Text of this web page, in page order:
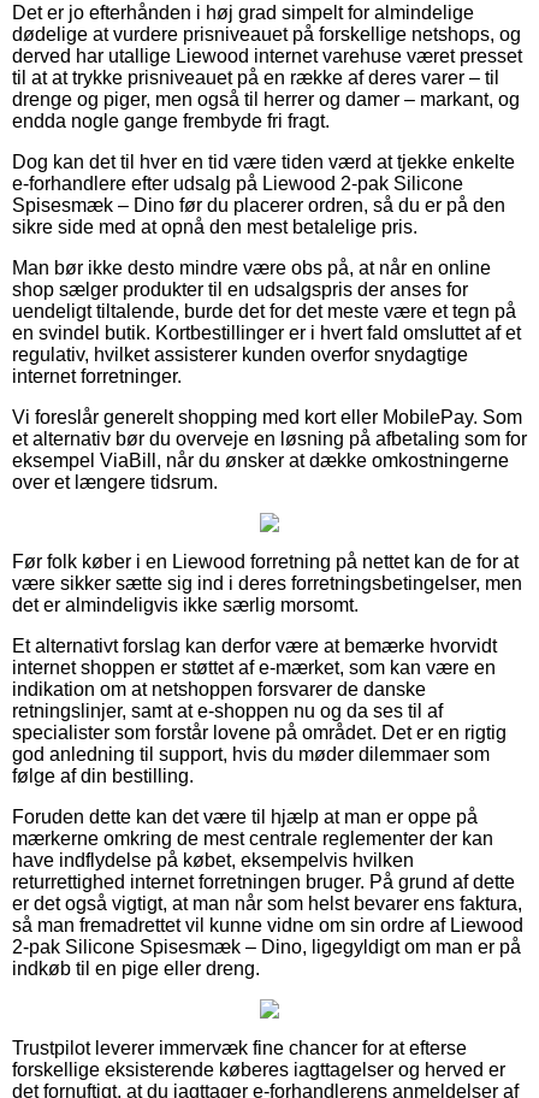
Det er jo efterhånden i høj grad simpelt for almindelige
dødelige at vurdere prisniveauet på forskellige netshops, og
derved har utallige Liewood internet varehuse været presset
til at at trykke prisniveauet på en række af deres varer – til
drenge og piger, men også til herrer og damer – markant, og
endda nogle gange frembyde fri fragt.
Dog kan det til hver en tid være tiden værd at tjekke enkelte
e-forhandlere efter udsalg på Liewood 2-pak Silicone
Spisesmæk – Dino før du placerer ordren, så du er på den
sikre side med at opnå den mest betalelige pris.
Man bør ikke desto mindre være obs på, at når en online
shop sælger produkter til en udsalgspris der anses for
uendeligt tiltalende, burde det for det meste være et tegn på
en svindel butik. Kortbestillinger er i hvert fald omsluttet af et
regulativ, hvilket assisterer kunden overfor snydagtige
internet forretninger.
Vi foreslår generelt shopping med kort eller MobilePay. Som
et alternativ bør du overveje en løsning på afbetaling som for
eksempel ViaBill, når du ønsker at dække omkostningerne
over et længere tidsrum.
Før folk køber i en Liewood forretning på nettet kan de for at
være sikker sætte sig ind i deres forretningsbetingelser, men
det er almindeligvis ikke særlig morsomt.
Et alternativt forslag kan derfor være at bemærke hvorvidt
internet shoppen er støttet af e-mærket, som kan være en
indikation om at netshoppen forsvarer de danske
retningslinjer, samt at e-shoppen nu og da ses til af
specialister som forstår lovene på området. Det er en rigtig
god anledning til support, hvis du møder dilemmaer som
følge af din bestilling.
Foruden dette kan det være til hjælp at man er oppe på
mærkerne omkring de mest centrale reglementer der kan
have indflydelse på købet, eksempelvis hvilken
returrettighed internet forretningen bruger. På grund af dette
er det også vigtigt, at man når som helst bevarer ens faktura,
så man fremadrettet vil kunne vidne om sin ordre af Liewood
2-pak Silicone Spisesmæk – Dino, ligegyldigt om man er på
indkøb til en pige eller dreng.
Trustpilot leverer immervæk fine chancer for at efterse
forskellige eksisterende køberes iagttagelser og herved er
det fornuftigt, at du iagttager e-forhandlerens anmeldelser af